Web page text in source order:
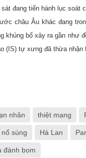
đang tiến hành lục soát
châu Âu khác đang
khủng bố xảy ra gần như
(IS) tự xưng đã thừa nhận
nhân thiệt mạng
nổ súng Hà Lan
đánh bom